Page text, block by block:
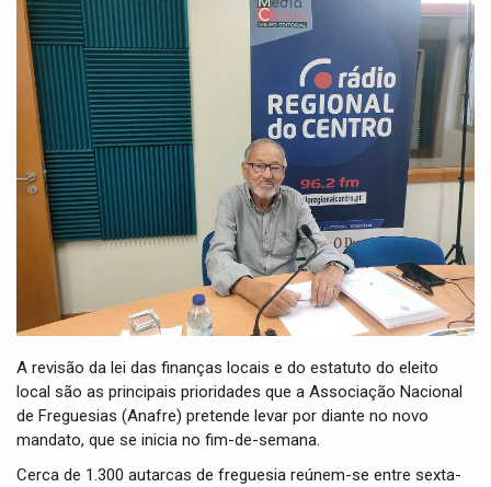
n
A revisão da lei das finanças locais e do estatuto do eleito
local são as principais prioridades que a Associação Nacional
de Freguesias (Anafre) pretende levar por diante no novo
mandato, que se inicia no fim-de-semana.
Cerca de 1.300 autarcas de freguesia reúnem-se entre sexta-